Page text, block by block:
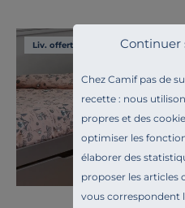
Chez Camif pas de
recette : nous
propres et des
optimiser les
élaborer des
proposer les articles
vous correspondent
Continuer
Liv. offerte